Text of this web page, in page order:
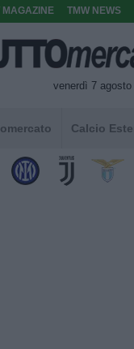
MAGAZINE TMW NEWS
venerdì 7
Calcio